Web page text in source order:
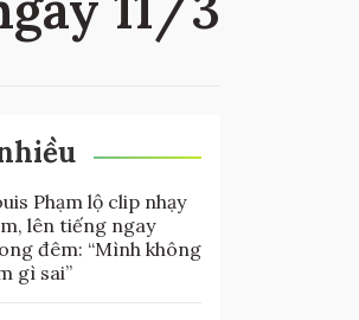
Phạm lộ clip nhạy
lên tiếng ngay
đêm: “Mình không
gì sai”